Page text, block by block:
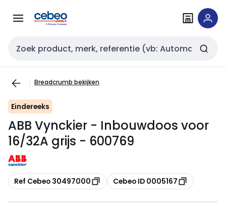
naar
naar
Zoekveld invoer
Breadcrumb bekijken
Eindereeks
ABB Vynckier - Inbouwdoos voor
16/32A grijs - 600769
Kopiëren
Ref Cebeo 30497000 Kopiëren
Cebeo ID 0005167